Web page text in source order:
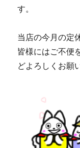
す。
当店の今月の定
皆様にはご不便
どよろしくお願